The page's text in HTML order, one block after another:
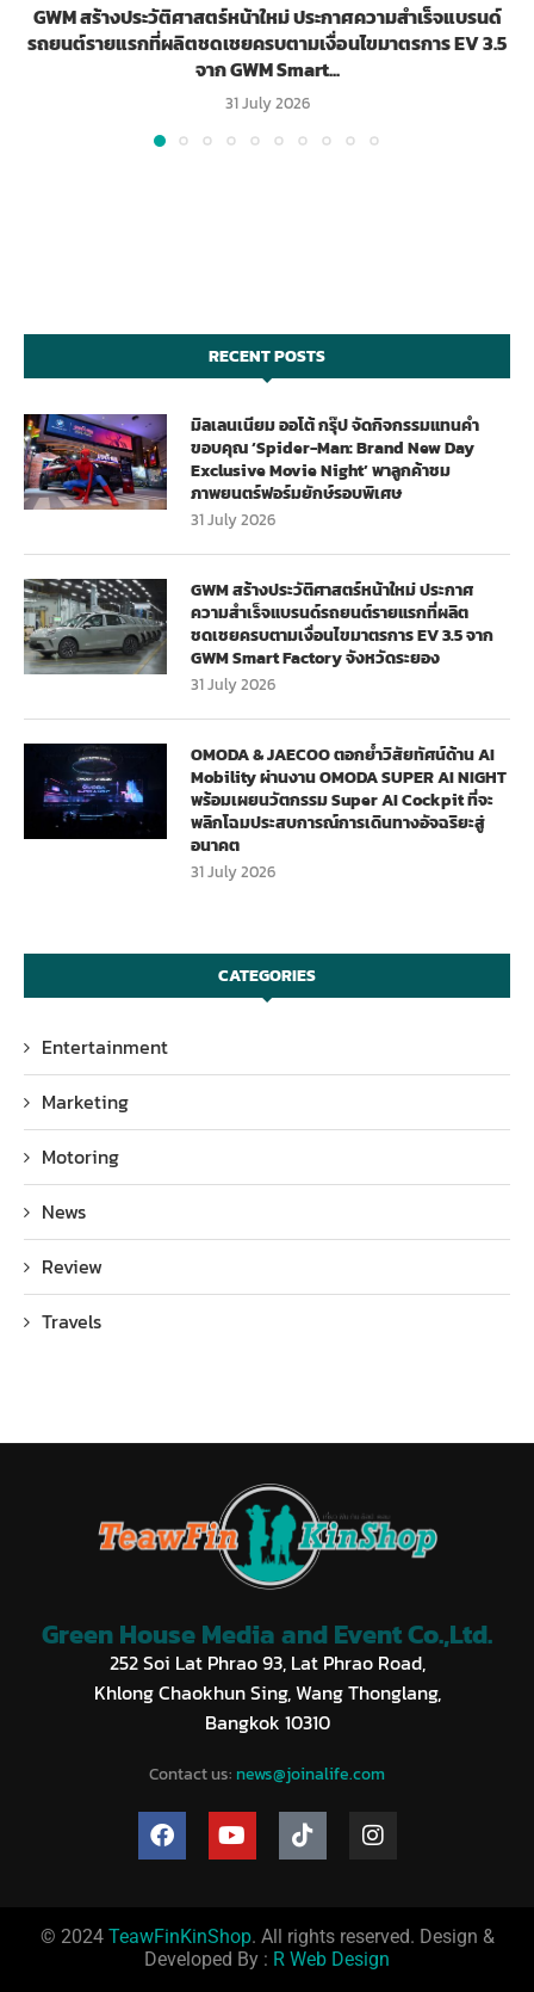
GWM สร้างประวัติศาสตร์หน้าใหม่ ประกาศความสำเร็จแบรนด์
รถยนต์รายแรกที่ผลิตชดเชยครบตามเงื่อนไขมาตรการ EV 3.5
จาก GWM Smart...
31 July 2026
RECENT POSTS
มิลเลนเนียม ออโต้ กรุ๊ป จัดกิจกรรมแทนคำ
ขอบคุณ ‘Spider-Man: Brand New Day
Exclusive Movie Night’ พาลูกค้าชม
ภาพยนตร์ฟอร์มยักษ์รอบพิเศษ
31 July 2026
GWM สร้างประวัติศาสตร์หน้าใหม่ ประกาศ
ความสำเร็จแบรนด์รถยนต์รายแรกที่ผลิต
ชดเชยครบตามเงื่อนไขมาตรการ EV 3.5 จาก
GWM Smart Factory จังหวัดระยอง
31 July 2026
OMODA & JAECOO ตอกย้ำวิสัยทัศน์ด้าน AI
Mobility ผ่านงาน OMODA SUPER AI NIGHT
พร้อมเผยนวัตกรรม Super AI Cockpit ที่จะ
พลิกโฉมประสบการณ์การเดินทางอัจฉริยะสู่
อนาคต
31 July 2026
CATEGORIES
Entertainment
Marketing
Motoring
News
Review
Travels
Green House Media and Event Co.,Ltd.
252 Soi Lat Phrao 93, Lat Phrao Road,
Khlong Chaokhun Sing, Wang Thonglang,
Bangkok 10310
Contact us: news@joinalife.com
© 2024 TeawFinKinShop. All rights reserved. Design &
Developed By : R Web Design